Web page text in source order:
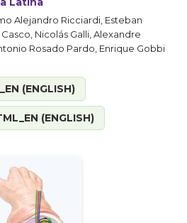
Alejandro Ricciardi, Esteban
Nicolás Galli, Alexandre
Rosado Pardo, Enrique Gobbi
(ENGLISH)
(ENGLISH)